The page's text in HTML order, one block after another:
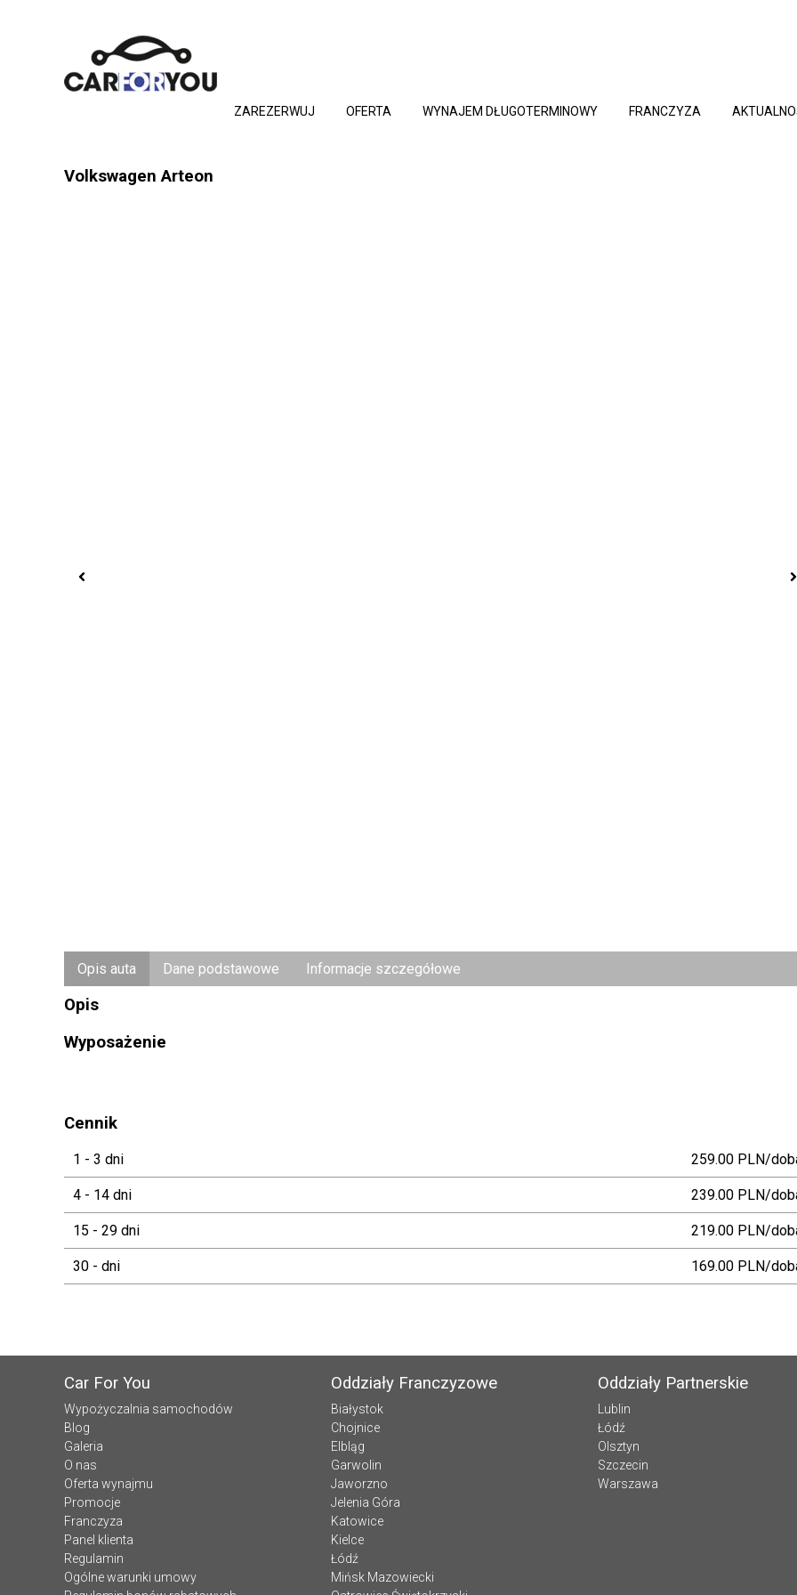
ZAREZERWUJ OFERTA WYNAJEM DŁUGOTERMINOWY FRANCZYZA
Volkswagen Arteon
Opis auta Dane podstawowe Informacje szczegółowe
Opis
Wyposażenie
Cennik
1 - 3 dni 259.00 PLN/
4 - 14 dni 239.00 PLN/
15 - 29 dni 219.00 PLN/
30 - dni 169.00 PLN/
Car For You
Wypożyczalnia samochodów
Blog
Galeria
O nas
Oferta wynajmu
Promocje
Franczyza
Panel klienta
Regulamin
Ogólne warunki umowy
Oddziały Franczyzowe
Białystok
Chojnice
Elbląg
Garwolin
Jaworzno
Jelenia Góra
Katowice
Kielce
Łódź
Mińsk Mazowiecki
Oddziały Partnerskie
Lublin
Łódź
Olsztyn
Szczecin
Warszawa